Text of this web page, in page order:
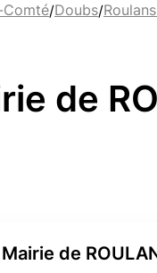
Comté/Doubs/
de
Mairie de